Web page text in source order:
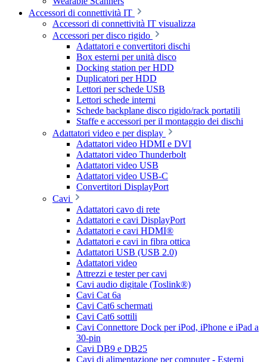
Accessori di connettività IT
Accessori di connettività IT visualizza
Accessori per disco rigido
Adattatori e convertitori dischi
Box esterni per unità disco
Docking station per HDD
Duplicatori per HDD
Lettori per schede USB
Lettori schede interni
Schede backplane disco rigido/rack portatili
Staffe e accessori per il montaggio dei dischi
Adattatori video e per display
Adattatori video HDMI e DVI
Adattatori video Thunderbolt
Adattatori video USB
Adattatori video USB-C
Convertitori DisplayPort
Cavi
Adattatori cavo di rete
Adattatori e cavi DisplayPort
Adattatori e cavi HDMI®
Adattatori e cavi in fibra ottica
Adattatori USB (USB 2.0)
Adattatori video
Attrezzi e tester per cavi
Cavi audio digitale (Toslink®)
Cavi Cat 6a
Cavi Cat6 schermati
Cavi Cat6 sottili
Cavi Connettore Dock per iPod, iPhone e iPad a
30-pin
Cavi DB9 e DB25
Cavi di alimentazione per computer - Esterni